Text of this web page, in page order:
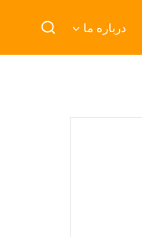
درباره ما